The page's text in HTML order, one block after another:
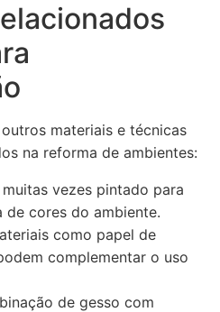
materiais e técnicas
na reforma de ambientes:
vezes pintado para
de cores do ambiente.
como papel de
complementar o uso
de gesso com